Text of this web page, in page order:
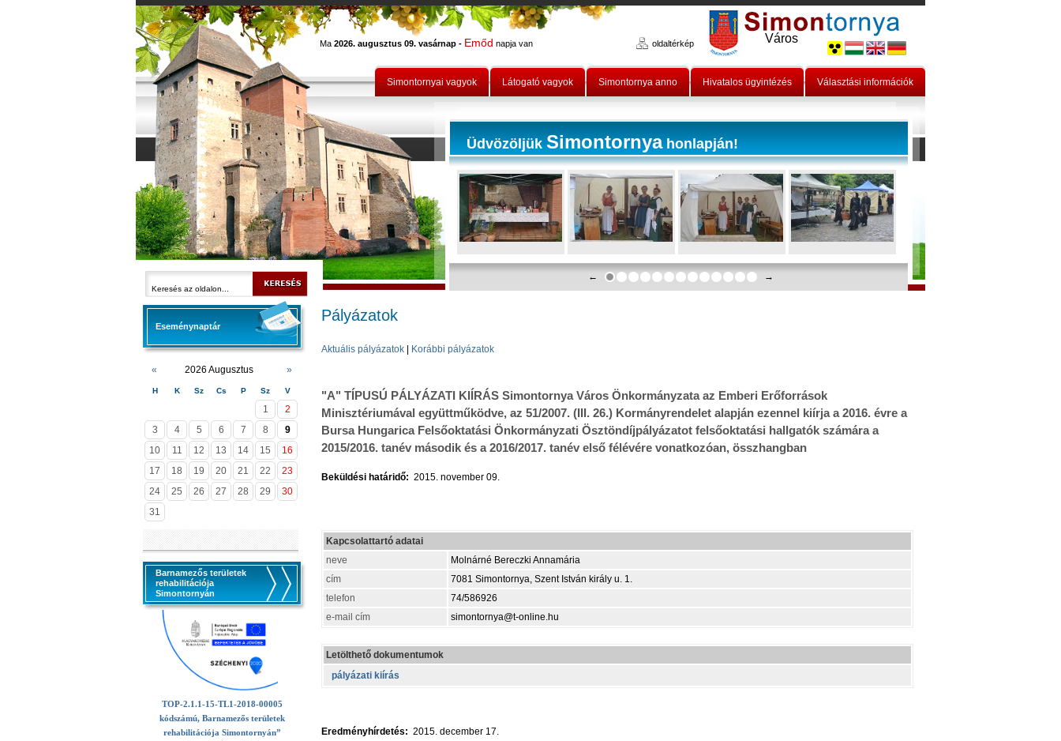
Ma 2026. augusztus 09. vasárnap - Emőd napja van oldaltérkép Város
Simontornyai vagyok Látogató vagyok Simontornya anno Hivatalos ügyintézés Választási információk
ÜdvözöljükSimontornyahonlapján!
← →
Eseménynaptár
« 2026 Augusztus »
H K Sz Cs P Sz V
1
2
3
4 5 6 7 8
9
10
11 12 13 14 15
16
17
18 19 20 21 22
23
24
25 26 27 28 29
30
31
Barnamezős területek
rehabilitációja
Simontornyán
TOP-2.1.1-15-TL1-2018-00005
kódszámú, Barnamezős területek
rehabilitációja Simontornyán”
Pályázatok
Aktuális pályázatok Korábbi pályázatok
"A" TÍPUSÚ PÁLYÁZATI KIÍRÁS Simontornya Város Önkormányzata az Emberi Erőforrások
Minisztériumával együttműködve, az 51/2007. (III. 26.) Kormányrendelet alapján ezennel kiírja a 2016. évre a
Bursa Hungarica Felsőoktatási Önkormányzati Ösztöndíjpályázatot felsőoktatási hallgatók számára a
2015/2016. tanév második és a 2016/2017. tanév első félévére vonatkozóan, összhangban
Beküldési határidő: 2015. november 09.
Kapcsolattartó adatai
neve
Molnárné Bereczki Annamária
cím
7081 Simontornya, Szent István király u. 1.
telefon
74/586926
e-mail cím
simontornya@t-online.hu
Letölthető dokumentumok
pályázati kiírás
Eredményhírdetés: 2015. december 17.